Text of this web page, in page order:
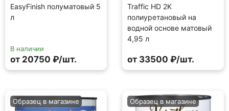
EasyFinish полуматовый 5
л
В наличии
от 20750 ₽/шт.
Traffic HD 2K
полиуретановый на
водной основе матовый
4,95 л
от 33500 ₽/шт.
Образец в магазине Образец в магазине